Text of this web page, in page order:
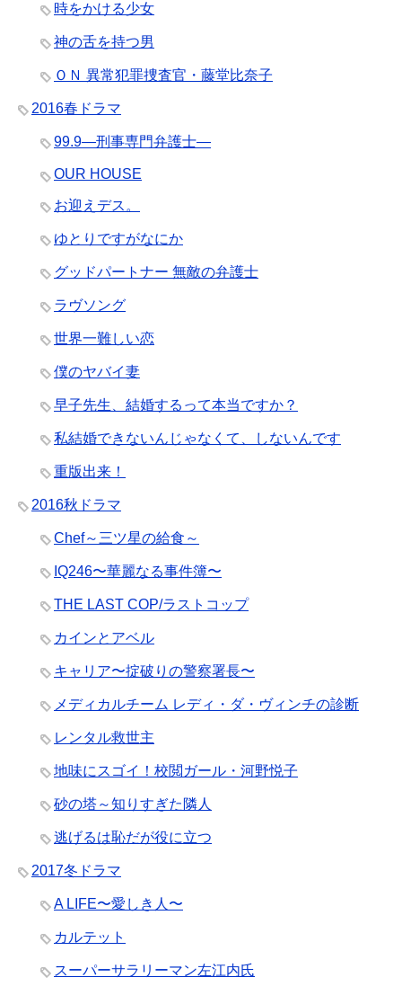
時をかける少女
神の舌を持つ男
ＯＮ 異常犯罪捜査官・藤堂比奈子
2016春ドラマ
99.9―刑事専門弁護士―
OUR HOUSE
お迎えデス。
ゆとりですがなにか
グッドパートナー 無敵の弁護士
ラヴソング
世界一難しい恋
僕のヤバイ妻
早子先生、結婚するって本当ですか？
私結婚できないんじゃなくて、しないんです
重版出来！
2016秋ドラマ
Chef～三ツ星の給食～
IQ246〜華麗なる事件簿〜
THE LAST COP/ラストコップ
カインとアベル
キャリア〜掟破りの警察署長〜
メディカルチーム レディ・ダ・ヴィンチの診断
レンタル救世主
地味にスゴイ！校閲ガール・河野悦子
砂の塔～知りすぎた隣人
逃げるは恥だが役に立つ
2017冬ドラマ
A LIFE〜愛しき人〜
カルテット
スーパーサラリーマン左江内氏